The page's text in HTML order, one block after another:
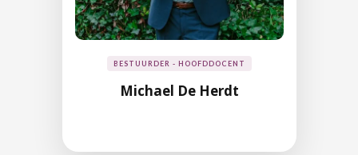
BESTUURDER - HOOFDDOCENT
Michael De Herdt